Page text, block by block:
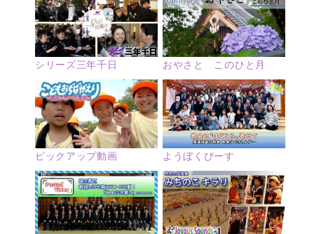
シリーズ三年千日 おやさと このひと月
ピックアップ動画 ようぼくぴーす